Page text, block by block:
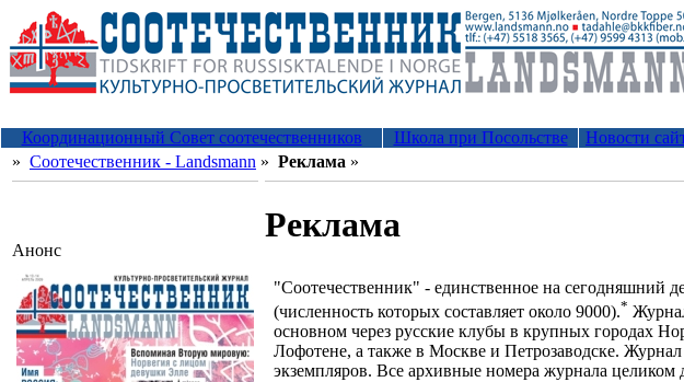
Координационный Совет соотечественников Школа при Посольстве Новости
» Соотечественник - Landsmann » Реклама »
Анонс
Реклама
"Соотечественник" - единственное на сегодняшний
(численность которых составляет около 9000).*
основном через русские клубы в крупных городах
Лофотене, а также в Москве и Петрозаводске.
экземпляров. Все архивные номера журнала целиком